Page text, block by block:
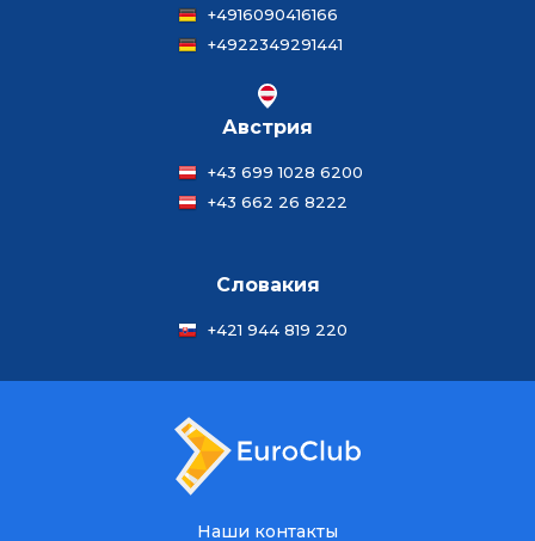
+4916090416166
+4922349291441
Австрия
+43 699 1028 6200
+43 662 26 8222
Словакия
+421 944 819 220
Наши контакты